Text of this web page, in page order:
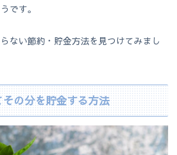
です。
ない節約・貯金方法を見つけてみまし
の分を貯金する方法